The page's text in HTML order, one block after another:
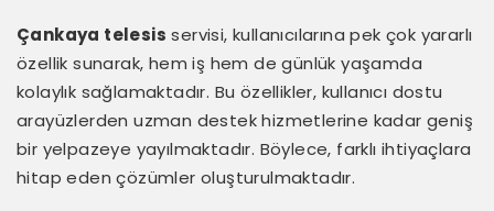
Çankaya telesis servisi, kullanıcılarına pek çok yararlı
özellik sunarak, hem iş hem de günlük yaşamda
kolaylık sağlamaktadır. Bu özellikler, kullanıcı dostu
arayüzlerden uzman destek hizmetlerine kadar geniş
bir yelpazeye yayılmaktadır. Böylece, farklı ihtiyaçlara
hitap eden çözümler oluşturulmaktadır.